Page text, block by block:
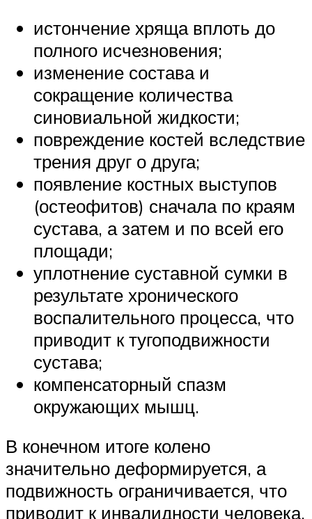
истончение хряща вплоть до
полного исчезновения;
изменение состава и
сокращение количества
синовиальной жидкости;
повреждение костей вследствие
трения друг о друга;
появление костных выступов
(остеофитов) сначала по краям
сустава, а затем и по всей его
площади;
уплотнение суставной сумки в
результате хронического
воспалительного процесса, что
приводит к тугоподвижности
сустава;
компенсаторный спазм
окружающих мышц.
В конечном итоге колено
значительно деформируется, а
подвижность ограничивается, что
приводит к инвалидности человека.